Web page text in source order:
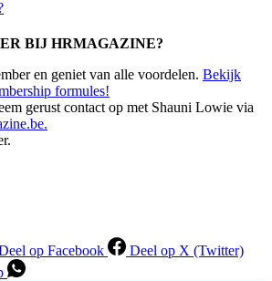
BIJ HRMAGAZINE?
en geniet van alle voordelen. Bekijk
formules!
gerust contact op met Shauni Lowie via
op Facebook
Deel op X (Twitter)